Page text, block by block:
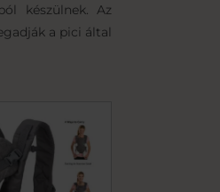
készülnek. Az
a pici által